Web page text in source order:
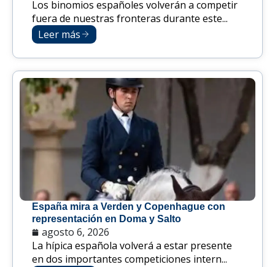
Los binomios españoles volverán a competir
fuera de nuestras fronteras durante este...
Leer más
España mira a Verden y Copenhague con
representación en Doma y Salto
agosto 6, 2026
La hípica española volverá a estar presente
en dos importantes competiciones intern...